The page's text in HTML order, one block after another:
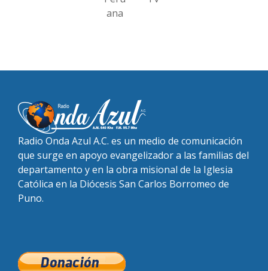
ana
Radio Onda Azul A.C. es un medio de comunicación
que surge en apoyo evangelizador a las familias del
departamento y en la obra misional de la Iglesia
Católica en la Diócesis San Carlos Borromeo de
Puno.